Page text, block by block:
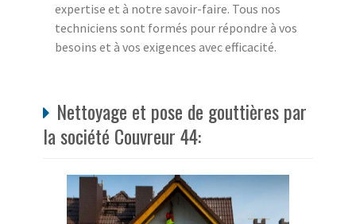
expertise et à notre savoir-faire. Tous nos
techniciens sont formés pour répondre à vos
besoins et à vos exigences avec efficacité.
Nettoyage et pose de gouttières par
la société Couvreur 44: